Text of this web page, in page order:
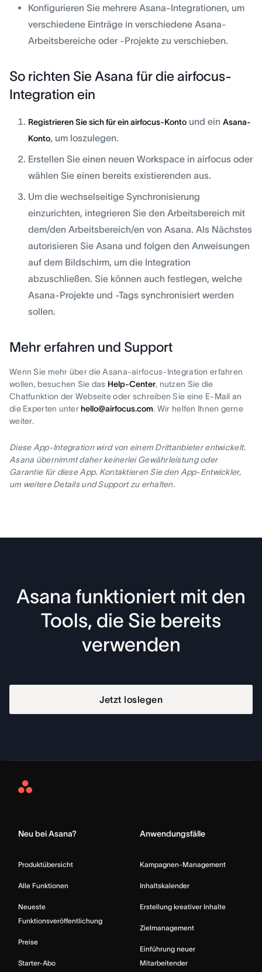
Konfigurieren Sie mehrere Asana-Integrationen, um
verschiedene Einträge in verschiedene Asana-
Arbeitsbereiche oder -Projekte zu verschieben.
So richten Sie Asana für die airfocus-
Integration ein
Registrieren Sie sich für ein airfocus-Konto und ein Asana-
Konto, um loszulegen.
Erstellen Sie einen neuen Workspace in airfocus oder
wählen Sie einen bereits existierenden aus.
Um die wechselseitige Synchronisierung
einzurichten, integrieren Sie den Arbeitsbereich mit
dem/den Arbeitsbereich/en von Asana. Als Nächstes
autorisieren Sie Asana und folgen den Anweisungen
auf dem Bildschirm, um die Integration
abzuschließen. Sie können auch festlegen, welche
Asana-Projekte und -Tags synchronisiert werden
sollen.
Mehr erfahren und Support
Wenn Sie mehr über die Asana-airfocus-Integration erfahren
wollen, besuchen Sie das Help-Center, nutzen Sie die
Chatfunktion der Webseite oder schreiben Sie eine E-Mail an
die Experten unterhello@airfocus.com. Wir helfen Ihnen gerne
weiter.
Diese App-Integration wird von einem Drittanbieter entwickelt.
Asana übernimmt daher keinerlei Gewährleistung oder
Garantie für diese App. Kontaktieren Sie den App-Entwickler,
um weitere Details und Support zu erhalten.
Asana funktioniert mit den
Tools, die Sie bereits
verwenden
Jetzt loslegen
Asana
Neu bei Asana?
Produktübersicht
Alle Funktionen
Neueste
Funktionsveröffentlichung
Preise
Starter-Abo
Anwendungsfälle
Kampagnen-Management
Inhaltskalender
Erstellung kreativer Inhalte
Zielmanagement
Einführung neuer
Mitarbeitender